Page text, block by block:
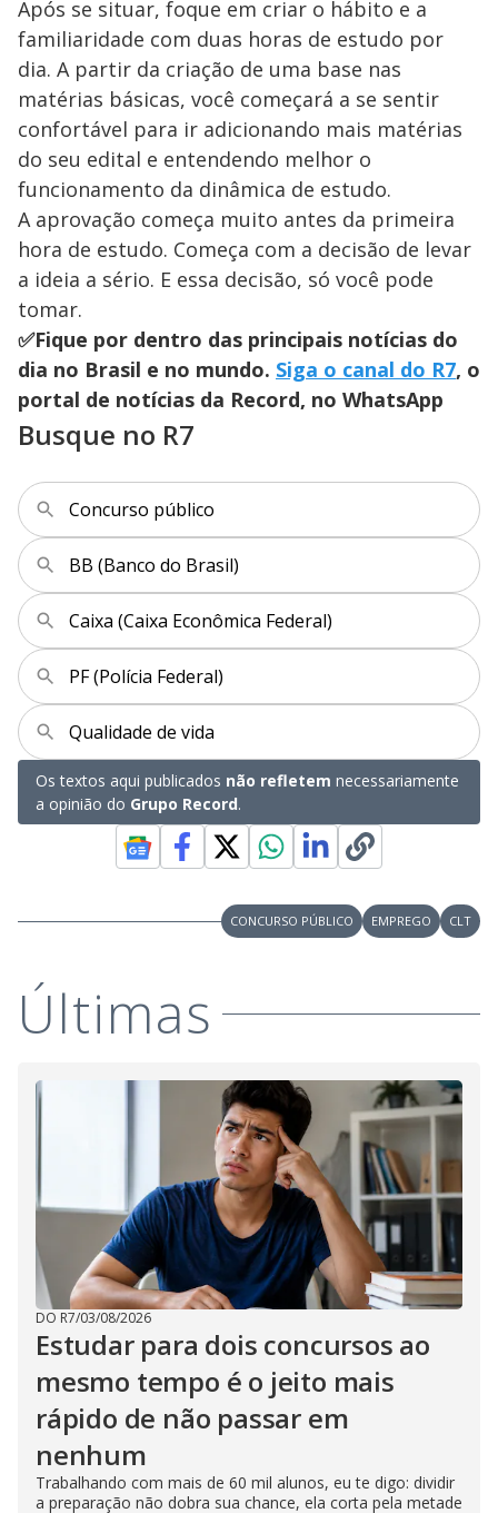
Após se situar, foque em criar o hábito e a
familiaridade com duas horas de estudo por
dia. A partir da criação de uma base nas
matérias básicas, você começará a se sentir
confortável para ir adicionando mais matérias
do seu edital e entendendo melhor o
funcionamento da dinâmica de estudo.
A aprovação começa muito antes da primeira
hora de estudo. Começa com a decisão de levar
a ideia a sério. E essa decisão, só você pode
tomar.
✅Fique por dentro das principais notícias do
dia no Brasil e no mundo. Siga o canal do R7, o
portal de notícias da Record, no WhatsApp
Busque no R7
Concurso público
BB (Banco do Brasil)
Caixa (Caixa Econômica Federal)
PF (Polícia Federal)
Qualidade de vida
Os textos aqui publicados não refletem necessariamente
a opinião do Grupo Record.
CONCURSO PÚBLICO EMPREGO CLT
Últimas
DO R7/03/08/2026
Estudar para dois concursos ao
mesmo tempo é o jeito mais
rápido de não passar em
nenhum
Trabalhando com mais de 60 mil alunos, eu te digo: dividir
a preparação não dobra sua chance, ela corta pela metade